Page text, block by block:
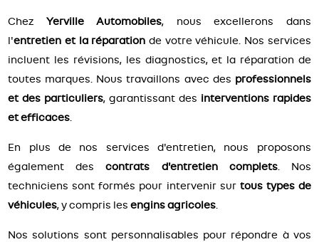
Chez Yerville Automobiles, nous excellerons dans
l'entretien et la réparation de votre véhicule. Nos services
incluent les révisions, les diagnostics, et la réparation de
toutes marques. Nous travaillons avec des professionnels
et des particuliers, garantissant des interventions rapides
et efficaces
En plus de nos services d'entretien, nous proposons
également descontrats d'entretien complets. Nos
techniciens sont formés pour intervenir sur tous types de
véhicules, y compris lesengins agricoles
Nos solutions sont personnalisables pour répondre à vos